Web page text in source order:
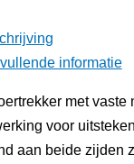
informatie
met vaste
voor
aan beide zijden